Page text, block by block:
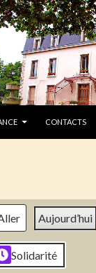
CONTACTS
Aujourd’hui
Solidarité